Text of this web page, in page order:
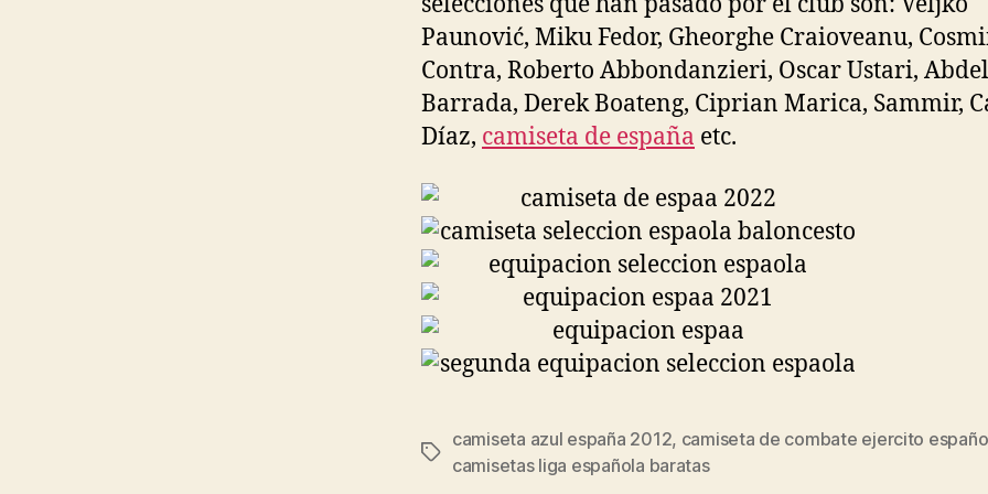
Paunović, Miku Fedor, Gheorghe Craioveanu,
Contra, Roberto Abbondanzieri, Oscar Ustari,
Barrada, Derek Boateng, Ciprian Marica, Sammir,
Díaz, camiseta de españa etc.
Etiquetas
camiseta azul españa 2012, camiseta de combate ejercito
camisetas liga española baratas